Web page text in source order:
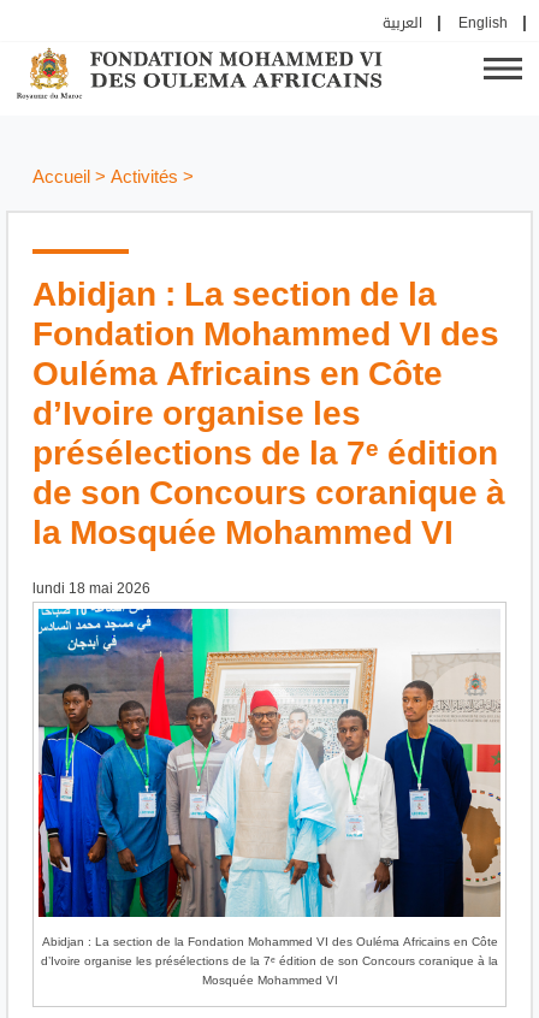
العربية English
Accueil> Activités >
Abidjan : La section de la
Fondation Mohammed VI des
Ouléma Africains en Côte
d’Ivoire organise les
présélections de la 7ᵉ édition
de son Concours coranique à
la Mosquée Mohammed VI
lundi 18 mai 2026
Abidjan : La section de la Fondation Mohammed VI des Ouléma Africains en Côte
d’Ivoire organise les présélections de la 7ᵉ édition de son Concours coranique à la
Mosquée Mohammed VI